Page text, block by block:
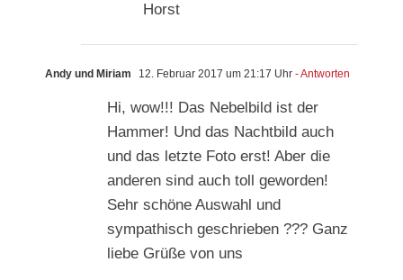
Horst
Andy und Miriam 12. Februar 2017 um 21:17 Uhr - Antworten
Hi, wow!!! Das Nebelbild ist der
Hammer! Und das Nachtbild auch
und das letzte Foto erst! Aber die
anderen sind auch toll geworden!
Sehr schöne Auswahl und
sympathisch geschrieben ??? Ganz
liebe Grüße von uns